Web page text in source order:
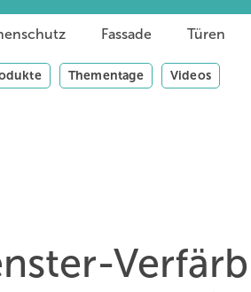
Fassade Türen
Thementage Videos